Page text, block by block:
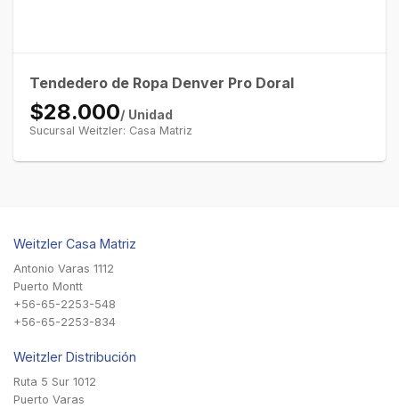
Tendedero de Ropa Denver Pro Doral
$28.000/ Unidad
Sucursal Weitzler: Casa Matriz
Weitzler Casa Matriz
Antonio Varas 1112
Puerto Montt
+56-65-2253-548
+56-65-2253-834
Weitzler Distribución
Ruta 5 Sur 1012
Puerto Varas